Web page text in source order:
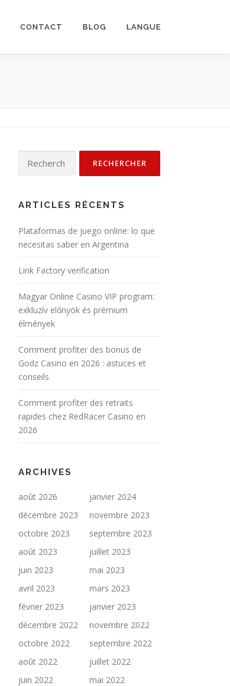
CONTACT BLOG LANGUE
ARTICLES RÉCENTS
Plataformas de juego online: lo que
necesitas saber en Argentina
Link Factory verification
Magyar Online Casino VIP program:
exkluzív előnyök és prémium
élmények
Comment profiter des bonus de
Godz Casino en 2026 : astuces et
conseils
Comment profiter des retraits
rapides chez RedRacer Casino en
2026
ARCHIVES
août 2026
janvier 2024
décembre 2023
novembre 2023
octobre 2023
septembre 2023
août 2023
juillet 2023
juin 2023
mai 2023
avril 2023
mars 2023
février 2023
janvier 2023
décembre 2022
novembre 2022
octobre 2022
septembre 2022
août 2022
juillet 2022
juin 2022
mai 2022